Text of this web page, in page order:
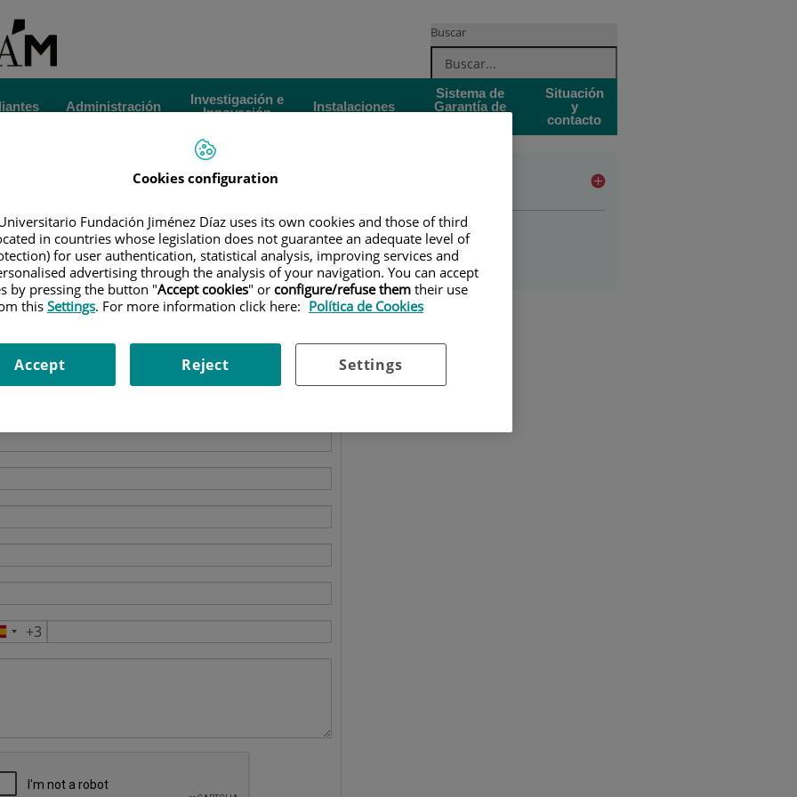
Buscar
Administración
Investigación e
Innovación
Instalaciones
Sistema de
Garantía de
Situación
y
contacto
CURSO DE EXPERTO EN INNOVACIÓN
FORMULARIO DE CONTACTO DE POSTGRADO
de Postgrado
experto quiere informarse.
Grado en enfermería
Postgrado
Cookies configuration
Fundación Jiménez Díaz uses its own cookies and those of third
in countries whose legislation does not guarantee an adequate level of
for user authentication, statistical analysis, improving services and
advertising through the analysis of your navigation. You can accept
by pressing the button "Accept cookies" or configure/refuse them their use
thisSettings. For more information click here: Política de Cookies
Settings
Reject
Accept